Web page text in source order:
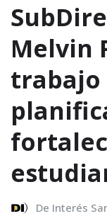
Melvin
trabajo
De Interés